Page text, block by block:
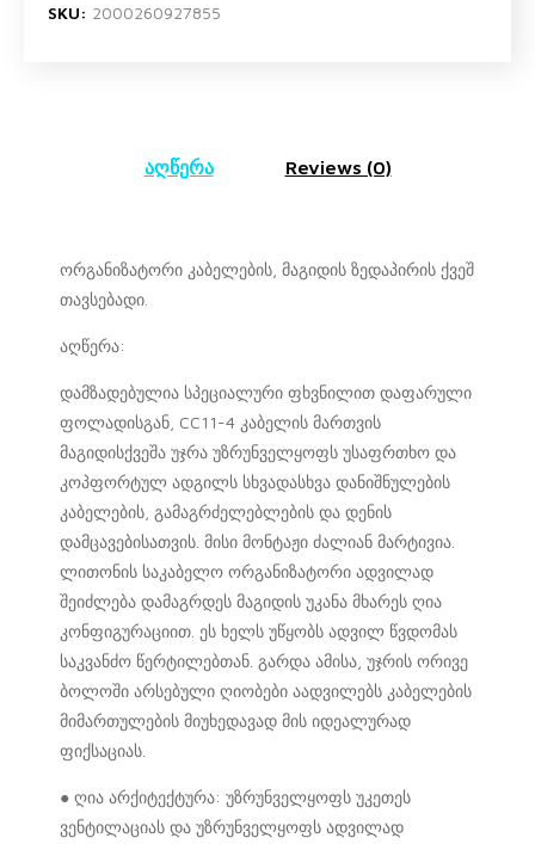
SKU: 2000260927855
აღწერა Reviews (0)
ორგანიზატორი კაბელების, მაგიდის ზედაპირის ქვეშ
თავსებადი.
აღწერა:
დამზადებულია სპეციალური ფხვნილით დაფარული
ფოლადისგან, CC11-4 კაბელის მართვის
მაგიდისქვეშა უჯრა უზრუნველყოფს უსაფრთხო და
კოპფორტულ ადგილს სხვადასხვა დანიშნულების
კაბელების, გამაგრძელებლების და დენის
დამცავებისათვის. მისი მონტაჟი ძალიან მარტივია.
ლითონის საკაბელო ორგანიზატორი ადვილად
შეიძლება დამაგრდეს მაგიდის უკანა მხარეს ღია
კონფიგურაციით. ეს ხელს უწყობს ადვილ წვდომას
საკვანძო წერტილებთან. გარდა ამისა, უჯრის ორივე
ბოლოში არსებული ღიობები აადვილებს კაბელების
მიმართულების მიუხედავად მის იდეალურად
ფიქსაციას.
● ღია არქიტექტურა: უზრუნველყოფს უკეთეს
ვენტილაციას და უზრუნველყოფს ადვილად